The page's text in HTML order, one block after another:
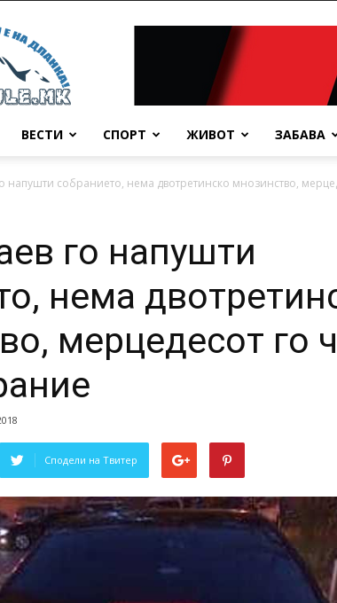
ВЕСТИ СПОРТ ЖИВОТ ЗАБАВА
напушти собранието, нема двотретинско мнозинство,
го напушти
нема
мерцедесот го
Сподели на Твитер